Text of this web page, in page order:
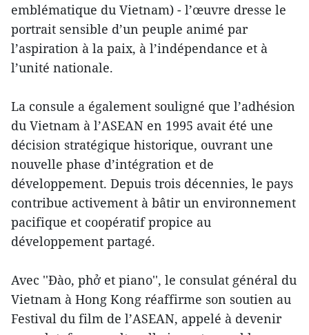
emblématique du Vietnam) - l’œuvre dresse le
portrait sensible d’un peuple animé par
l’aspiration à la paix, à l’indépendance et à
l’unité nationale.
La consule a également souligné que l’adhésion
du Vietnam à l’ASEAN en 1995 avait été une
décision stratégique historique, ouvrant une
nouvelle phase d’intégration et de
développement. Depuis trois décennies, le pays
contribue activement à bâtir un environnement
pacifique et coopératif propice au
développement partagé.
Avec ''Đào, phở et piano'', le consulat général du
Vietnam à Hong Kong réaffirme son soutien au
Festival du film de l’ASEAN, appelé à devenir